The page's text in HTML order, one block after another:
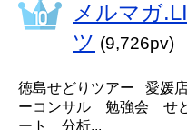
メルマガ
ツ (9,726pv)
徳島せどりツアー 愛媛
ーコンサル 勉強会 せど
ート 分析...